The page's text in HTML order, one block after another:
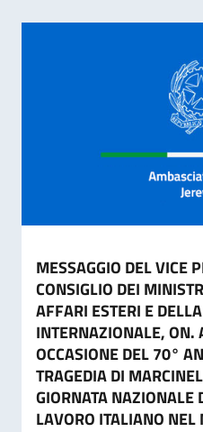
MESSAGGIO DEL VICE
CONSIGLIO DEI
AFFARI ESTERI E
INTERNAZIONALE, ON.
OCCASIONE DEL 70°
TRAGEDIA DI
GIORNATA NAZIONALE
LAVORO ITALIANO NEL